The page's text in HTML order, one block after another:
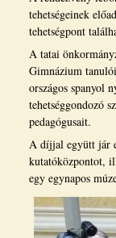
tehetségeinek
tehetségpont
A tatai
Gimnázium
országos spanyol
tehetséggondozó
pedagógusait.
A díjjal együtt jár
kutatóközpontot,
egy egynapos